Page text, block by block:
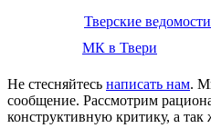
Тверские ведомости
МК в Твери
Не стесняйтесь написать нам.
сообщение. Рассмотрим
конструктивную критику, а так